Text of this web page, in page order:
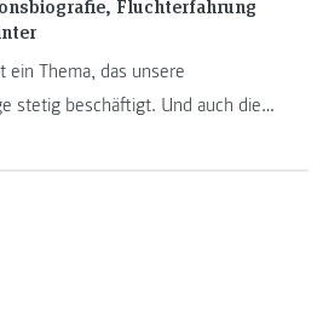
Fluchterfahrung
Thema, das unsere
stetig beschäftigt. Und auch die